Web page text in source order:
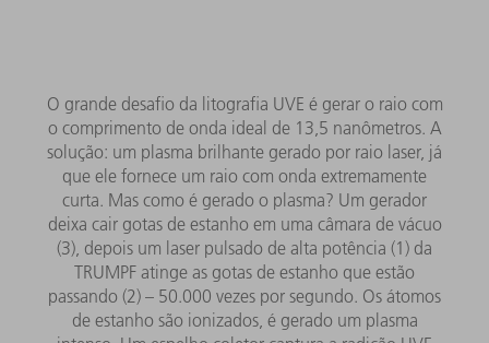
O grande desafio da litografia UVE é gerar o raio com
o comprimento de onda ideal de 13,5 nanômetros. A
solução: um plasma brilhante gerado por raio laser, já
que ele fornece um raio com onda extremamente
curta. Mas como é gerado o plasma? Um gerador
deixa cair gotas de estanho em uma câmara de vácuo
(3), depois um laser pulsado de alta potência (1) da
TRUMPF atinge as gotas de estanho que estão
passando (2) – 50.000 vezes por segundo. Os átomos
de estanho são ionizados, é gerado um plasma